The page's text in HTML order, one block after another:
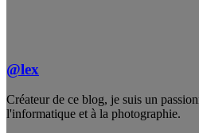
@lex
Créateur de ce blog, je suis un
l'informatique et à la photographie.